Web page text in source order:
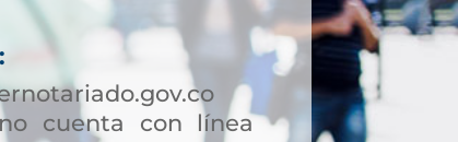
cuenta con línea